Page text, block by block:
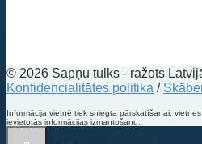
© 2026 Sapņu tulks - ražots
Konfidencialitātes politika /
Informācija vietnē tiek sniegta pārskatīšanai,
ievietotās informācijas izmantošanu.